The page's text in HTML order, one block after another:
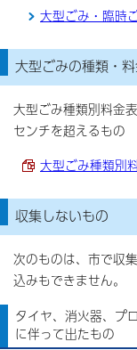
大型ごみ・臨時
大型ごみの種類・
大型ごみ種類別料金
センチを超えるもの
大型ごみ種類別
収集しないもの
次のものは、市で収
込みもできません。
タイヤ、消火器、プ
に伴って出たもの